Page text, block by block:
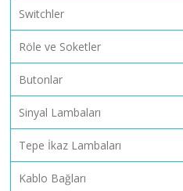
Switchler
Röle ve Soketler
Butonlar
Sinyal Lambaları
Tepe İkaz Lambaları
Kablo Bağları